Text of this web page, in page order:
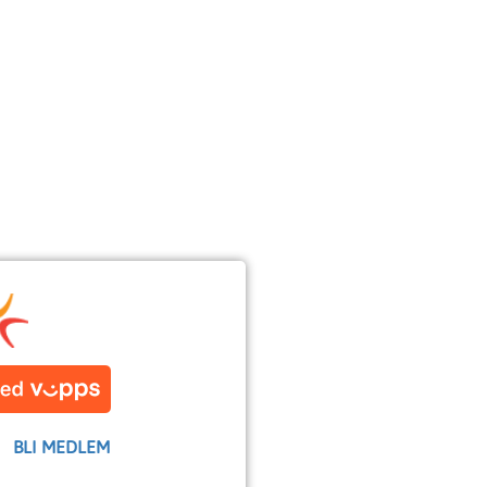
BLI MEDLEM